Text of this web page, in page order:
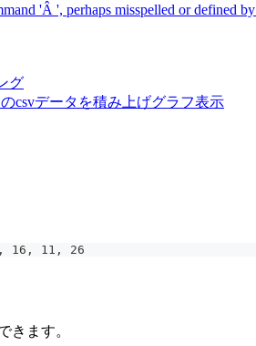
'Â ', perhaps misspelled or defined
グ
csvデータを積み上げグラフ表示
16, 11, 26
きます。